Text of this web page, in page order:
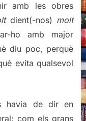
amb les obres
dient(-nos) molt
ho amb major
diu poc, perquè
evita qualsevol
havia de dir en
com els grans